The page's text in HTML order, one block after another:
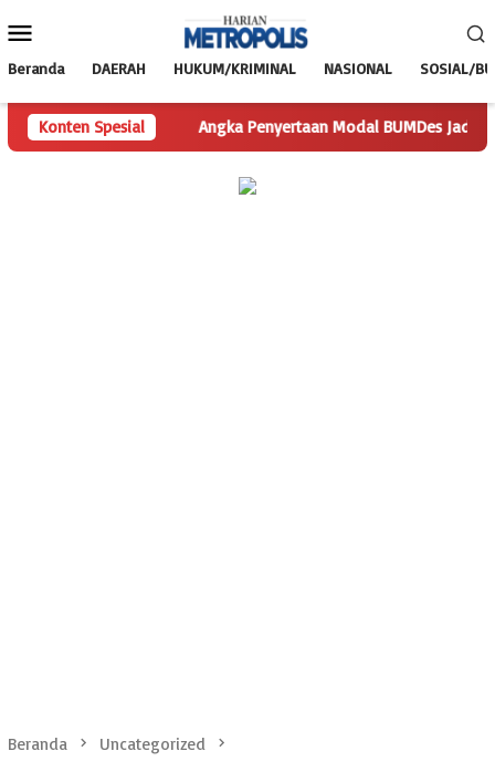
ke
Mobile
Beranda DAERAH HUKUM/KRIMINAL NASIONAL SOSIAL/
Konten SpesialAngka Penyertaan Modal BUMDes Jadi Tanda
Beranda Uncategorized